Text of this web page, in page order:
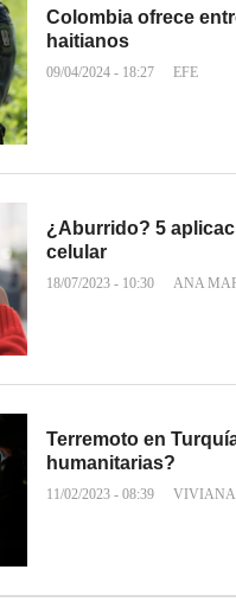
Colombia ofrece
haitianos
09/04/2024 - 18:27 EFE
¿Aburrido? 5
celular
18/07/2023 - 10:30 ANA
Terremoto en
humanitarias?
11/02/2023 - 08:39 VIVIANA